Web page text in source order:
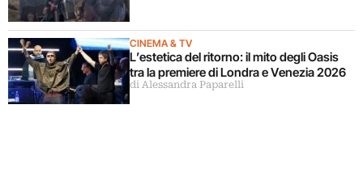
CINEMA & TV
L’estetica del ritorno: il mito degli Oasis
tra la premiere di Londra e Venezia 2026
di Alessandra Paparelli